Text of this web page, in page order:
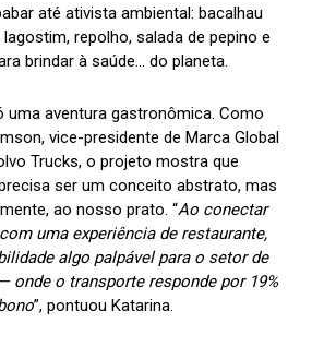
até ativista ambiental: bacalhau
repolho, salada de pepino e
brindar à saúde… do planeta.
aventura gastronômica. Como
vice-presidente de Marca Global
Trucks, o projeto mostra que
ser um conceito abstrato, mas
ao nosso prato. “Ao conectar
uma experiência de restaurante,
algo palpável para o setor de
onde o transporte responde por 19%
”, pontuou Katarina.